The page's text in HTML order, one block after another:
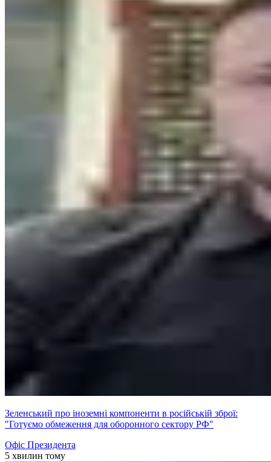
Зеленський про іноземні компоненти в російській зброї:
"Готуємо обмеження для оборонного сектору РФ"
Офіс Президента
5 хвилин тому